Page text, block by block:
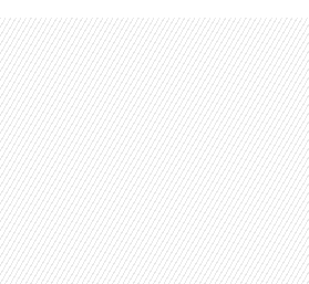
Skip to main content